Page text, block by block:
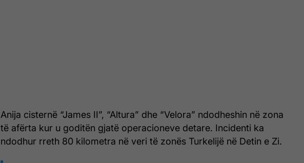
Anija cisternë “James II”, “Altura” dhe “Velora” ndodheshin në zona
të afërta kur u goditën gjatë operacioneve detare. Incidenti ka
ndodhur rreth 80 kilometra në veri të zonës Turkelijë në Detin e Zi.